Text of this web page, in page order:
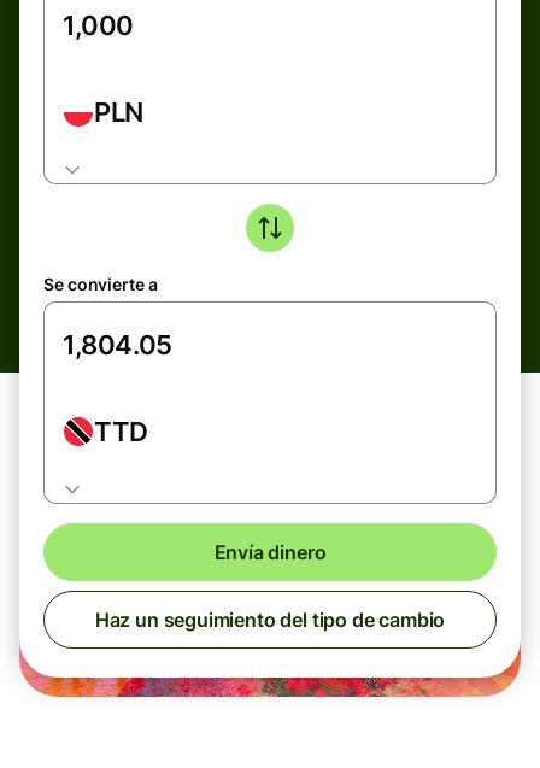
PLN
Se convierte a
TTD
Envía dinero
Haz un seguimiento del tipo de cambio